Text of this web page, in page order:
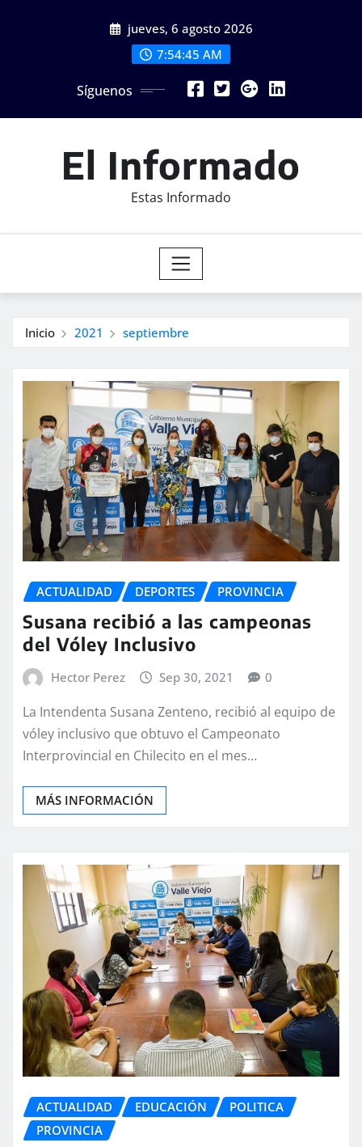
jueves, 6 agosto 2026
7:54:47 AM
Síguenos
El Informado
Estas Informado
Inicio 2021 septiembre
ACTUALIDAD DEPORTES PROVINCIA
Susana recibió a las campeonas
del Vóley Inclusivo
Hector Perez Sep 30, 2021 0
La Intendenta Susana Zenteno, recibió al equipo de
vóley inclusivo que obtuvo el Campeonato
Interprovincial en Chilecito en el mes…
MÁS INFORMACIÓN
ACTUALIDAD EDUCACIÓN
POLITICA
PROVINCIA